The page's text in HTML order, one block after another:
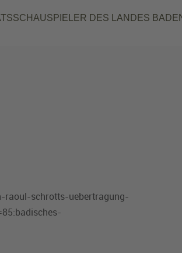
DES LANDES
raoul-schrotts-uebertragung-